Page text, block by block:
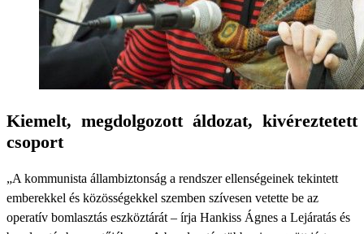
Kiemelt, megdolgozott áldozat, kivéreztetett
csoport
„A kommunista állambiztonság a rendszer ellenségeinek tekintett
emberekkel és közösségekkel szemben szívesen vetette be az
operatív bomlasztás eszköztárát – írja Hankiss Ágnes a Lejáratás és